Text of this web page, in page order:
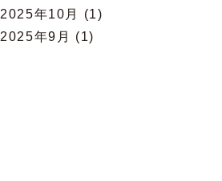
2025年10月
(1)
2025年9月
(1)